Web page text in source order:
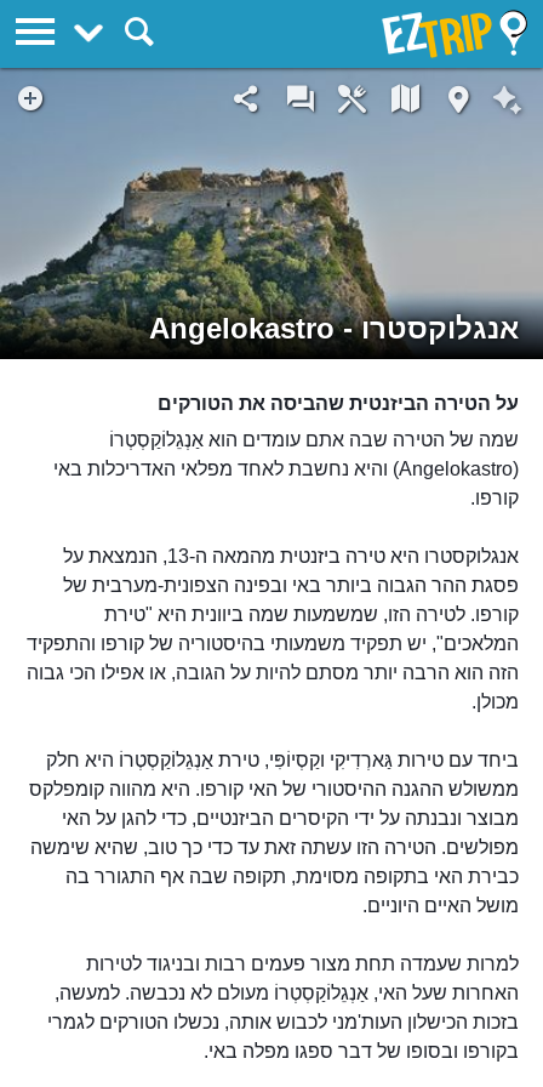
אנגלוקסטרו - Angelokastro
על הטירה הביזנטית שהביסה את הטורקים
שמה של הטירה שבה אתם עומדים הוא אַנְגֵלוֹקַסְטְרוֹ
(Angelokastro) והיא נחשבת לאחד מפלאי האדריכלות באי
קורפו.
אנגלוקסטרו היא טירה ביזנטית מהמאה ה-13, הנמצאת על
פסגת ההר הגבוה ביותר באי ובפינה הצפונית-מערבית של
קורפו. לטירה הזו, שמשמעות שמה ביוונית היא "טירת
המלאכים", יש תפקיד משמעותי בהיסטוריה של קורפו והתפקיד
הזה הוא הרבה יותר מסתם להיות על הגובה, או אפילו הכי גבוה
מכולן.
ביחד עם טירות גַּארְדִיקִי וקַסְיוֹפִּי, טירת אַנְגֵלוֹקַסְטְרוֹ היא חלק
ממשולש ההגנה ההיסטורי של האי קורפו. היא מהווה קומפלקס
מבוצר ונבנתה על ידי הקיסרים הביזנטיים, כדי להגן על האי
מפולשים. הטירה הזו עשתה זאת עד כדי כך טוב, שהיא שימשה
כבירת האי בתקופה מסוימת, תקופה שבה אף התגורר בה
מושל האיים היוניים.
למרות שעמדה תחת מצור פעמים רבות ובניגוד לטירות
האחרות שעל האי, אַנְגֵלוֹקַסְטְרוֹ מעולם לא נכבשה. למעשה,
בזכות הכישלון העות'מני לכבוש אותה, נכשלו הטורקים לגמרי
בקורפו ובסופו של דבר ספגו מפלה באי.
EZTrip